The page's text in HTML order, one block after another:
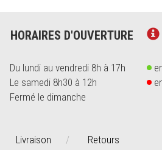
HORAIRES D'OUVERTURE
Du lundi au vendredi 8h à 17h
Le samedi 8h30 à 12h
Fermé le dimanche
Livraison Retours